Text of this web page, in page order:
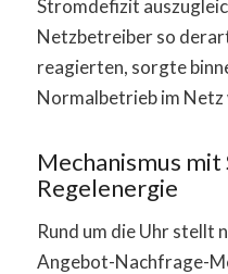
Stromdefizit
Netzbetreiber so
reagierten, sorgte
Normalbetrieb im
Mechanismus mit
Regelenergie
Rund um die Uhr stellt
Angebot-Nachfrage-